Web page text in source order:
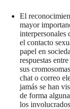
El
mayor
interpersonales
el contacto
papel en
respuestas
sus
chat o correo
jamás se han
de forma
los